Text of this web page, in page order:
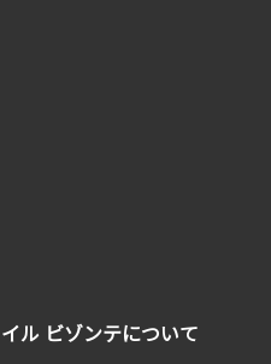
イル ビゾンテについて